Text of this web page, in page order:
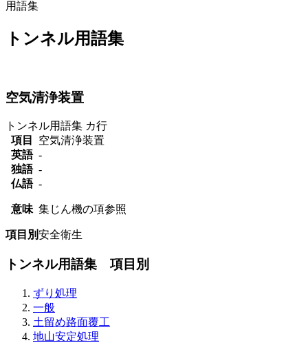
用語集
トンネル用語集
空気清浄装置
トンネル用語集 カ行
項目
空気清浄装置
英語 -
独語 -
仏語 -
意味 集じん機の項参照
項目別安全衛生
トンネル用語集 項目別
ずり処理
一般
土留め路面覆工
地山安定処理